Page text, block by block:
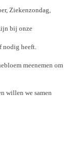
Ziekenzondag,
bij onze
nodig heeft.
meenemen om
willen we samen